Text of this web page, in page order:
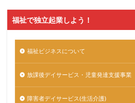
福祉で独立起業しよう！
福祉ビジネスについて
放課後デイサービス・児童発達支援事業
障害者デイサービス(生活介護)